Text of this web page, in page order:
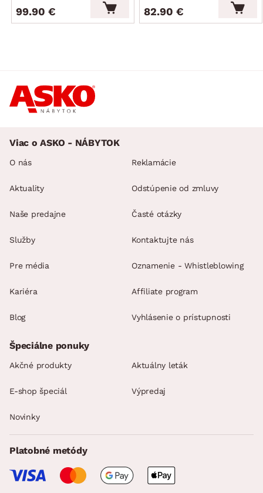
99.90 € 82.90 €
Viac o ASKO - NÁBYTOK
O nás
Aktuality
Naše predajne
Služby
Pre média
Kariéra
Blog
Reklamácie
Odstúpenie od zmluvy
Časté otázky
Kontaktujte nás
Oznamenie - Whistleblowing
Affiliate program
Vyhlásenie o prístupnosti
Špeciálne ponuky
Akčné produkty Aktuálny leták
E-shop špeciál Výpredaj
Novinky
Platobné metódy